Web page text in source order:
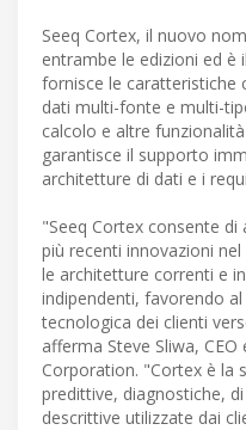
Seeq Cortex, il nuovo
entrambe le edizioni ed è
fornisce le caratteristiche
dati multi-fonte e multi-
calcolo e altre
garantisce il supporto
architetture di dati e i
"Seeq Cortex consente
più recenti innovazioni nel
le architetture correnti e
indipendenti, favorendo
tecnologica dei clienti
afferma Steve Sliwa,
Corporation. "Cortex è la
predittive, diagnostiche,
descrittive utilizzate dai